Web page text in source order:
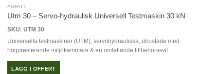
ASFALT
Utm 30 – Servo-hydraulisk Universell Testmaskin 30 kN
SKU: UTM 30
Universella testmaskiner (UTM), servohydrauliska, utrustade med
högpresterande miljökammare & en omfattande tillbehörssvit.
LÄGG I OFFERT